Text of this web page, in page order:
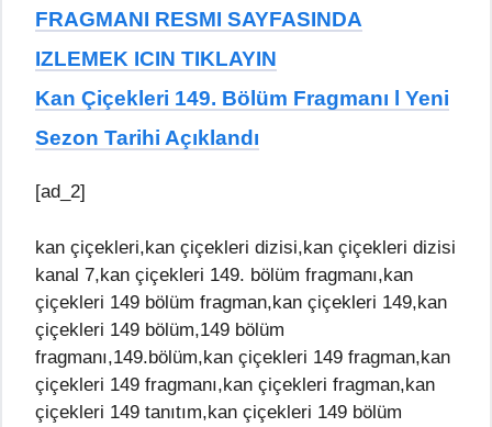
FRAGMANI RESMI SAYFASINDA
IZLEMEK ICIN TIKLAYIN
Kan Çiçekleri 149. Bölüm Fragmanı l Yeni
Sezon Tarihi Açıklandı
[ad_2]
kan çiçekleri,kan çiçekleri dizisi,kan çiçekleri dizisi
kanal 7,kan çiçekleri 149. bölüm fragmanı,kan
çiçekleri 149 bölüm fragman,kan çiçekleri 149,kan
çiçekleri 149 bölüm,149 bölüm
fragmanı,149.bölüm,kan çiçekleri 149 fragman,kan
çiçekleri 149 fragmanı,kan çiçekleri fragman,kan
çiçekleri 149 tanıtım,kan çiçekleri 149 bölüm